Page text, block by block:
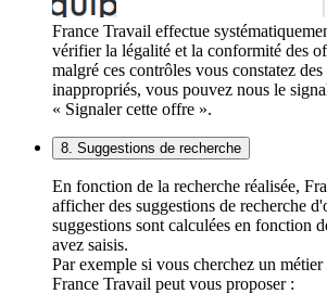
France Travail effectue
vérifier la légalité et la conformité des
malgré ces contrôles vous constatez
inappropriés, vous pouvez nous le
« Signaler cette offre ».
8. Suggestions de recherche
En fonction de la recherche réalisée,
afficher des suggestions de recherche
suggestions sont calculées en fonction
avez saisis.
Par exemple si vous cherchez un
France Travail peut vous proposer :